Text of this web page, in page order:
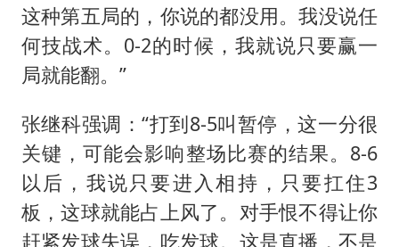
这种第五局的，你说的都没用。我没说任
何技战术。0-2的时候，我就说只要赢一
局就能翻。”
张继科强调：“打到8-5叫暂停，这一分很
关键，可能会影响整场比赛的结果。8-6
以后，我说只要进入相持，只要扛住3
板，这球就能占上风了。对手恨不得让你
赶紧发球失误，吃发球。这是直播，不是